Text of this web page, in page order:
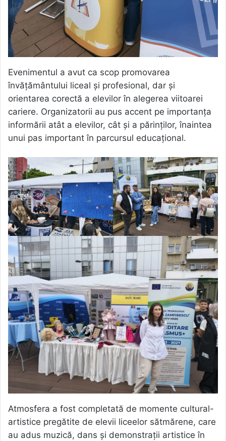
Evenimentul a avut ca scop promovarea
învățământului liceal și profesional, dar și
orientarea corectă a elevilor în alegerea viitoarei
cariere. Organizatorii au pus accent pe importanța
informării atât a elevilor, cât și a părinților, înaintea
unui pas important în parcursul educațional.
Atmosfera a fost completată de momente cultural-
artistice pregătite de elevii liceelor sătmărene, care
au adus muzică, dans și demonstrații artistice în